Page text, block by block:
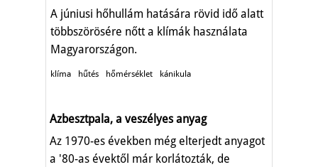
A júniusi hőhullám hatására rövid idő alatt
többszörösére nőtt a klímák használata
Magyarországon.
klíma hűtés hőmérséklet kánikula
Azbesztpala, a veszélyes anyag
Az 1970-es években még elterjedt anyagot
a '80-as évektől már korlátozták, de